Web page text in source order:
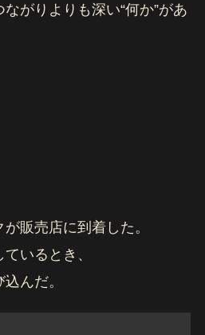
がりよりも深い“何か”があ
販売店に到着した。
いるとき、
んだ。